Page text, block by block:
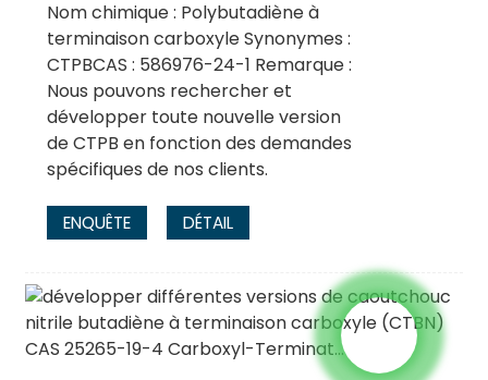
Nom chimique : Polybutadiène à
terminaison carboxyle Synonymes :
CTPBCAS : 586976-24-1 Remarque :
Nous pouvons rechercher et
développer toute nouvelle version
de CTPB en fonction des demandes
spécifiques de nos clients.
ENQUÊTE DÉTAIL